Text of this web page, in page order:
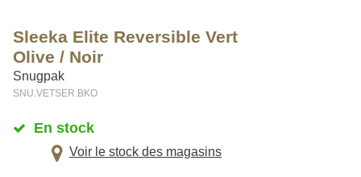
Sleeka Elite Reversible Vert
Olive / Noir
Snugpak
SNU.VETSER.BKO
En stock
Voir le stock des magasins